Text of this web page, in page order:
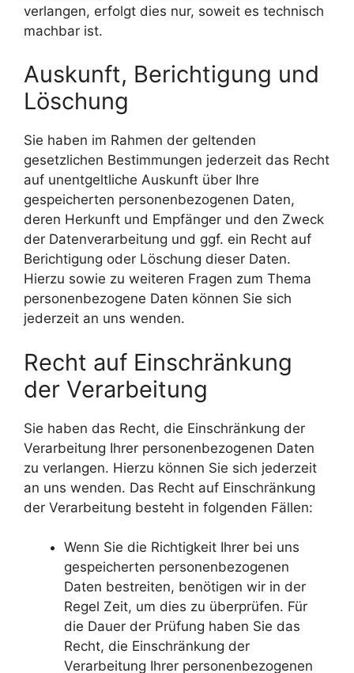
verlangen, erfolgt dies nur, soweit es technisch
machbar ist.
Auskunft, Berichtigung und
Löschung
Sie haben im Rahmen der geltenden
gesetzlichen Bestimmungen jederzeit das Recht
auf unentgeltliche Auskunft über Ihre
gespeicherten personenbezogenen Daten,
deren Herkunft und Empfänger und den Zweck
der Datenverarbeitung und ggf. ein Recht auf
Berichtigung oder Löschung dieser Daten.
Hierzu sowie zu weiteren Fragen zum Thema
personenbezogene Daten können Sie sich
jederzeit an uns wenden.
Recht auf Einschränkung
der Verarbeitung
Sie haben das Recht, die Einschränkung der
Verarbeitung Ihrer personenbezogenen Daten
zu verlangen. Hierzu können Sie sich jederzeit
an uns wenden. Das Recht auf Einschränkung
der Verarbeitung besteht in folgenden Fällen:
Wenn Sie die Richtigkeit Ihrer bei uns
gespeicherten personenbezogenen
Daten bestreiten, benötigen wir in der
Regel Zeit, um dies zu überprüfen. Für
die Dauer der Prüfung haben Sie das
Recht, die Einschränkung der
Verarbeitung Ihrer personenbezogenen